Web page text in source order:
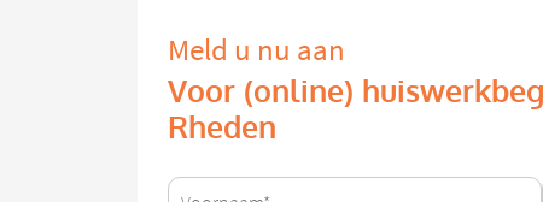
Meld u nu aan
Voor (online)
Rheden